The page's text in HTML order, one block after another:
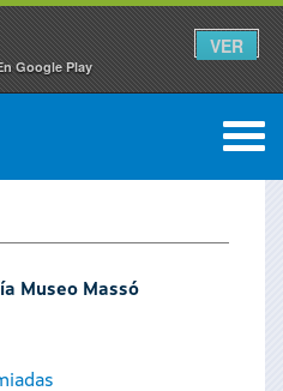
Google Play
VER
0
Museo Massó